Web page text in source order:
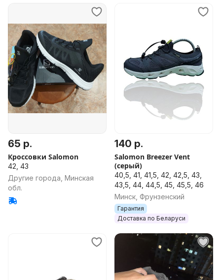
65 р.
Кроссовки Salomon
42, 43
Другие города, Минская
обл.
140 р.
Salomon Breezer Vent
(серый)
40,5, 41, 41,5, 42, 42,5, 43,
43,5, 44, 44,5, 45, 45,5, 46
Минск, Фрунзенский
Гарантия
Доставка по Беларуси